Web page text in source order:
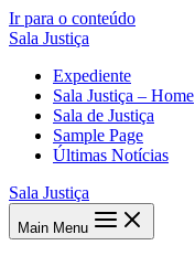
Ir para o conteúdo
Sala Justiça
Expediente
Sala Justiça – Home
Sala de Justiça
Sample Page
Últimas Notícias
Sala Justiça
Main Menu